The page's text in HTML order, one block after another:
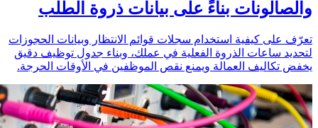
والصالونات بناءً على بيانات ذروة الطلب
تعرّف على كيفية استخدام سجلات قوائم الانتظار وبيانات الحجوزات
لتحديد ساعات الذروة الفعلية في عملك، وبناء جدول توظيف دقيق
يخفض تكاليف العمالة ويمنع نقص الموظفين في الأوقات الحرجة.